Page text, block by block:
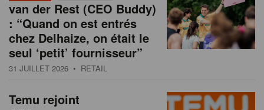
van der Rest (CEO Buddy)
: “Quand on est entrés
chez Delhaize, on était le
seul ‘petit’ fournisseur”
31 JUILLET 2026 • RETAIL
Temu rejoint